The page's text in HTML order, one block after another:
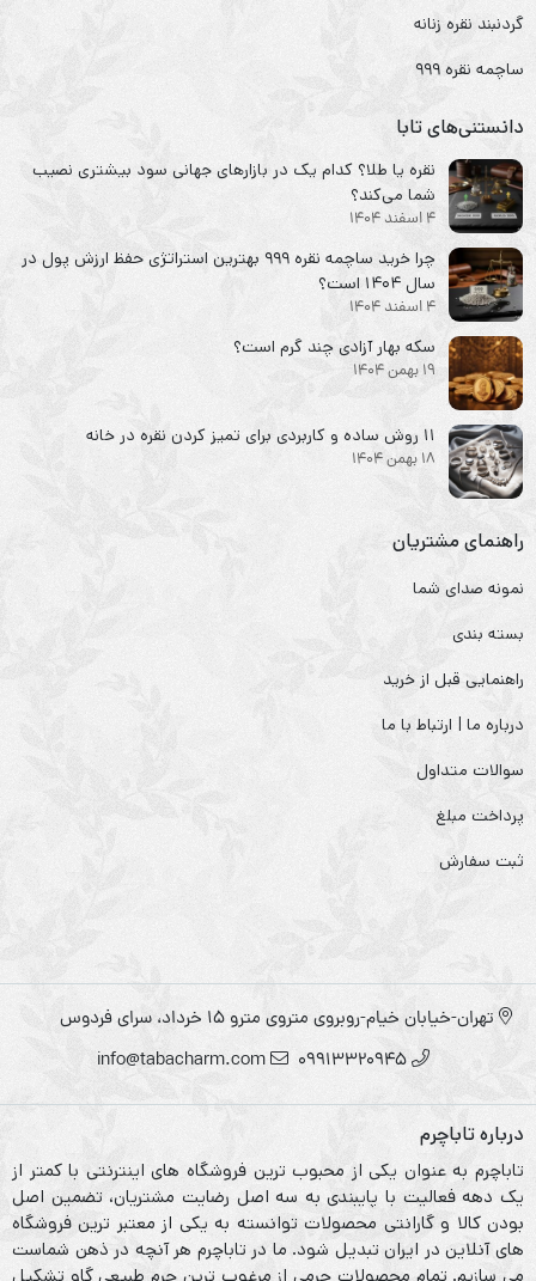
گردنبند نقره زنانه
ساچمه نقره ۹۹۹
دانستنی‌های تابا
نقره یا طلا؟ کدام یک در بازارهای جهانی سود بیشتری نصیب
شما می‌کند؟
4 اسفند 1404
چرا خرید ساچمه نقره ۹۹۹ بهترین استراتژی حفظ ارزش پول در
سال ۱۴۰۴ است؟
4 اسفند 1404
سکه‌ بهار آزادی چند گرم است؟
19 بهمن 1404
۱۱ روش ساده و کاربردی برای تمیز کردن نقره در خانه
18 بهمن 1404
راهنمای مشتریان
نمونه صدای شما
بسته بندی
راهنمایی قبل از خرید
درباره ما | ارتباط با ما
سوالات متداول
پرداخت مبلغ
ثبت سفارش
تهران-خیابان خیام-روبروی متروی مترو ۱۵ خرداد، سرای فردوس
09913320945
info@tabacharm.com
درباره تاباچرم
تاباچرم به عنوان یکی از محبوب ترین فروشگاه های اینترنتی با کمتر از
یک دهه فعالیت با پایبندی به سه اصل رضایت مشتریان، تضمین اصل
بودن کالا و گارانتی محصولات توانسته به یکی از معتبر ترین فروشگاه
های آنلاین در ایران تبدیل شود. ما در تاباچرم هر آنچه در ذهن شماست
می سازیم. تمام محصولات چرمی از مرغوب ترین چرم طبیعی گاو تشکیل